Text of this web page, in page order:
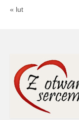
« lut